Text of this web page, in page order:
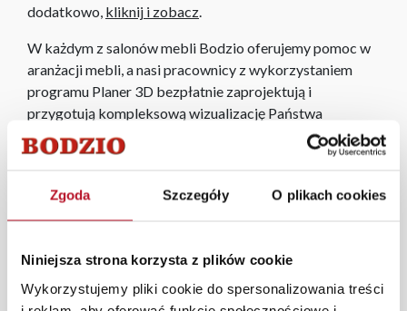
Zgoda Szczegóły O plikach cookies
Niniejsza strona korzysta z plików cookie
Wykorzystujemy pliki cookie do spersonalizowania treści
dodatkowo, kliknij i zobacz
W każdym z salonów mebli Bodzio oferujemy pomoc w
aranżacji mebli, a nasi pracownicy z wykorzystaniem
programu Planer 3D bezpłatnie zaprojektują i
przygotują kompleksową wizualizację Państwa
pomieszczenia wraz z wyceną. Każde zamówienie
złożone w sklepie stacjonarnym dostarczymy do 3 dni
zamówień internetowych czas dostawy wynosi do 5 dni
roboczych, również na terenie całego kraju. Wszystkie
niezależnie od miejsca złożenia zamówienia.
Zdjęcia produktów mają charakter poglądowy.